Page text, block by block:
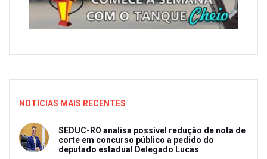
NOTICIAS MAIS RECENTES
SEDUC-RO analisa possível redução de nota de
corte em concurso público a pedido do
deputado estadual Delegado Lucas